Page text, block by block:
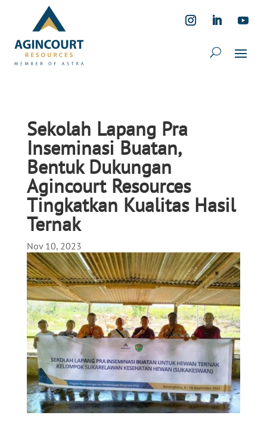
Sekolah Lapang Pra
Inseminasi Buatan,
Bentuk Dukungan
Agincourt Resources
Tingkatkan Kualitas Hasil
Ternak
Nov 10, 2023